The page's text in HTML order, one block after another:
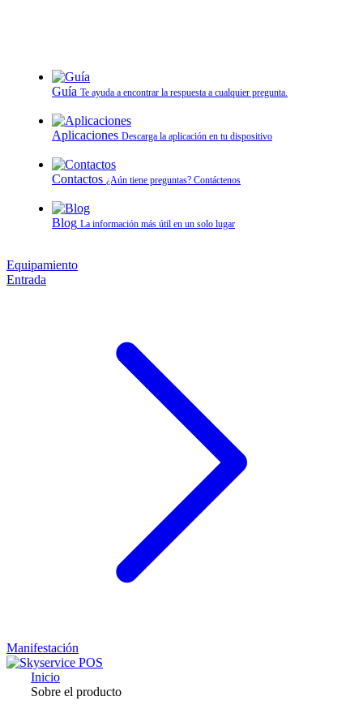
Guía Te ayuda a encontrar la respuesta a cualquier pregunta.
Aplicaciones Descarga la aplicación en tu dispositivo
Contactos ¿Aún tiene preguntas? Contáctenos
Blog La información más útil en un solo lugar
Equipamiento
Entrada
Manifestación
Inicio
Sobre el producto